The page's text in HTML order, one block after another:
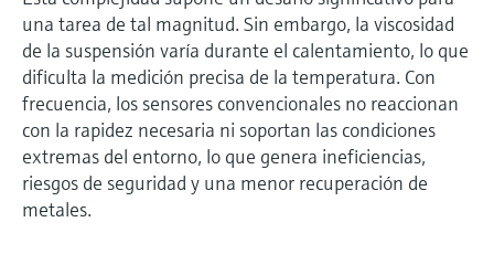
una tarea de tal magnitud. Sin embargo, la viscosidad
de la suspensión varía durante el calentamiento, lo que
dificulta la medición precisa de la temperatura. Con
frecuencia, los sensores convencionales no reaccionan
con la rapidez necesaria ni soportan las condiciones
extremas del entorno, lo que genera ineficiencias,
riesgos de seguridad y una menor recuperación de
metales.